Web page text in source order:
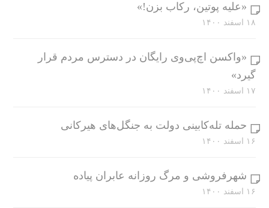
«علیه پوتین، رکاب بزن!»
۱۸ اسفند ۱۴۰۰
«واکسن اچ‌پی‌وی رایگان در دسترس مردم قرار
گیرد»
۱۷ اسفند ۱۴۰۰
حمله تله‌کابینی دولت به جنگل‌های هیرکانی
۱۶ اسفند ۱۴۰۰
شهرفروشی و مرگ روزانه عابران پیاده
۱۶ اسفند ۱۴۰۰